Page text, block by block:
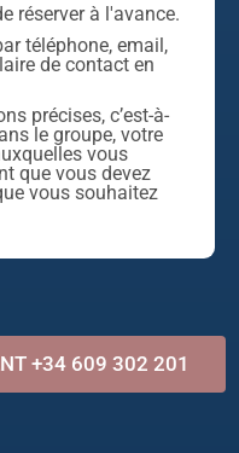
réserver à l'avance.
téléphone, email,
de contact en
précises, c’est-à-
le groupe, votre
vous
que vous devez
vous souhaitez
+34 609 302 201